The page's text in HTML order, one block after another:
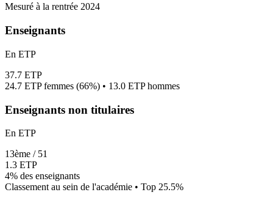
Mesuré à la rentrée 2024
Enseignants
En ETP
37.7 ETP
24.7 ETP femmes (66%) • 13.0 ETP hommes
Enseignants non titulaires
En ETP
13ème / 51
1.3 ETP
4% des enseignants
Classement au sein de l'académie • Top 25.5%